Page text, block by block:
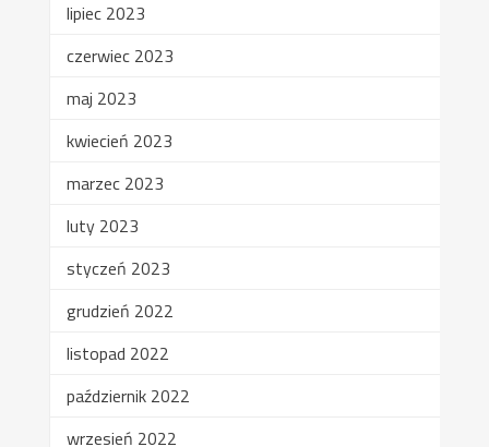
lipiec 2023
czerwiec 2023
maj 2023
kwiecień 2023
marzec 2023
luty 2023
styczeń 2023
grudzień 2022
listopad 2022
październik 2022
wrzesień 2022